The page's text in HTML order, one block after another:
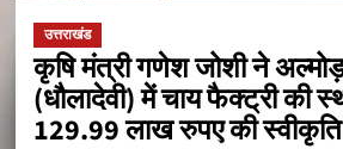
उत्तराखंड
कृषि मंत्री गणेश जोशी ने
(धौलादेवी) में चाय फैक्ट्री की
129.99 लाख रुपए की स्वीकृति